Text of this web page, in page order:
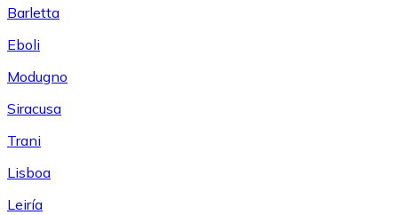
Barletta
Eboli
Modugno
Siracusa
Trani
Lisboa
Leiría